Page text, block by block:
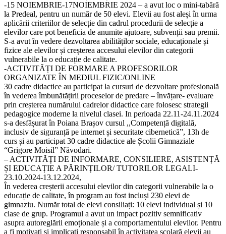
-15 NOIEMBRIE-17NOIEMBRIE 2024 – a avut loc o mini-tabără
la Predeal, pentru un număr de 50 elevi. Elevii au fost aleși în urma
aplicării criteriilor de selecție din cadrul procedurii de selecție a
elevilor care pot beneficia de anumite ajutoare, subvenții sau premii.
S-a avut în vedere dezvoltarea abilităților sociale, educaționale și
fizice ale elevilor și creșterea accesului elevilor din categorii
vulnerabile la o educație de calitate.
-ACTIVITĂȚI DE FORMARE A PROFESORILOR
ORGANIZATE ÎN MEDIUL FIZIC/ONLINE
30 cadre didactice au participat la cursuri de dezvoltare profesională
în vederea îmbunătățirii proceselor de predare – învățare- evaluare
prin creșterea numărului cadrelor didactice care folosesc strategii
pedagogice moderne la nivelul clasei. In perioada 22.11-24.11.2024
s-a desfășurat în Poiana Brașov cursul ,,Competență digitală,
inclusiv de siguranță pe internet și securitate cibernetică”, 13h de
curs și au participat 30 cadre didactice ale Școlii Gimnaziale
“Grigore Moisil” Năvodari.
– ACTIVITĂȚI DE INFORMARE, CONSILIERE, ASISTENȚĂ
ȘI EDUCAȚIE A PĂRINȚILOR/ TUTORILOR LEGALI-
23.10.2024-13.12.2024,
În vederea creșterii accesului elevilor din categorii vulnerabile la o
educație de calitate, în program au fost incluși 230 elevi de
gimnaziu. Număr total de elevi consiliați: 10 elevi individual și 10
clase de grup. Programul a avut un impact pozitiv semnificativ
asupra autoreglării emoționale și a comportamentului elevilor. Pentru
a fi motivați și implicați responsabil în activitatea școlară elevii au